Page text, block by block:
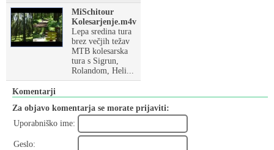
MiSchitour
Kolesarjenje.m4v
Lepa sredina tura
brez večjih težav
MTB kolesarska
tura s Sigrun,
Rolandom, Heli...
Komentarji
Za objavo komentarja se morate prijaviti:
Uporabniško ime:
Geslo: